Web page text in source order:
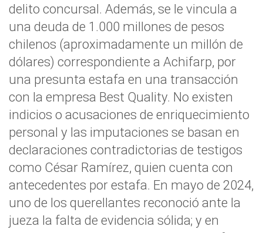
delito concursal. Además, se le vincula a
una deuda de 1.000 millones de pesos
chilenos (aproximadamente un millón de
dólares) correspondiente a Achifarp, por
una presunta estafa en una transacción
con la empresa Best Quality. No existen
indicios o acusaciones de enriquecimiento
personal y las imputaciones se basan en
declaraciones contradictorias de testigos
como César Ramírez, quien cuenta con
antecedentes por estafa. En mayo de 2024,
uno de los querellantes reconoció ante la
jueza la falta de evidencia sólida; y en